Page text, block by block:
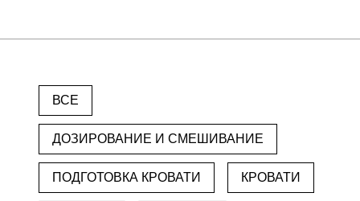
ВСЕ
ДОЗИРОВАНИЕ И СМЕШИВАНИЕ
ПОДГОТОВКА КРОВАТИ КРОВАТИ